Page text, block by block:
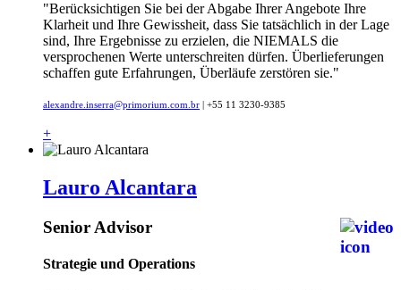
"Berücksichtigen Sie bei der Abgabe Ihrer Angebote Ihre
Klarheit und Ihre Gewissheit, dass Sie tatsächlich in der Lage
sind, Ihre Ergebnisse zu erzielen, die NIEMALS die
versprochenen Werte unterschreiten dürfen. Überlieferungen
schaffen gute Erfahrungen, Überläufe zerstören sie."
alexandre.inserra@primorium.com.br | +55 11 3230-9385
+
Lauro Alcantara
Senior Advisor
Strategie und Operations